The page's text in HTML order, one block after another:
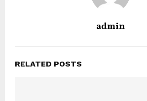
admin
RELATED POSTS